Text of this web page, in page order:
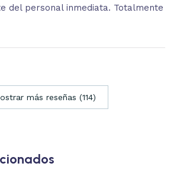
del personal inmediata. Totalmente
más reseñas (114)